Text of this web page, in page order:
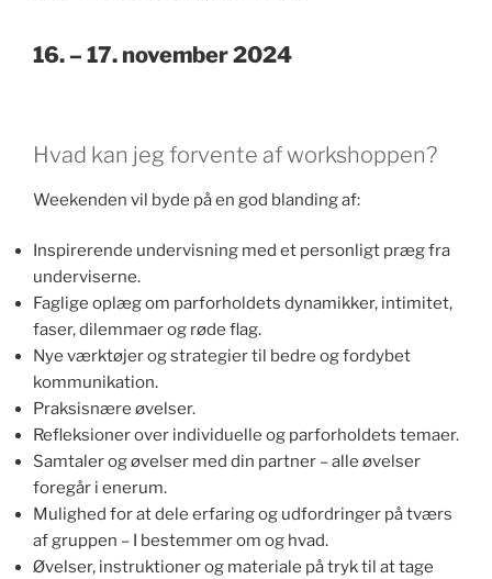
16. – 17. november 2024
Hvad kan jeg forvente af workshoppen?
Weekenden vil byde på en god blanding af:
Inspirerende undervisning med et personligt præg fra
underviserne.
Faglige oplæg om parforholdets dynamikker, intimitet,
faser, dilemmaer og røde flag.
Nye værktøjer og strategier til bedre og fordybet
kommunikation.
Praksisnære øvelser.
Refleksioner over individuelle og parforholdets temaer.
Samtaler og øvelser med din partner – alle øvelser
foregår i enerum.
Mulighed for at dele erfaring og udfordringer på tværs
af gruppen – I bestemmer om og hvad.
Øvelser, instruktioner og materiale på tryk til at tage